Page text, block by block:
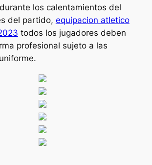
los calentamientos del
del partido, equipacion atletico
todos los jugadores deben
profesional sujeto a las